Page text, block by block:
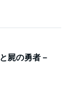
屍の勇者－